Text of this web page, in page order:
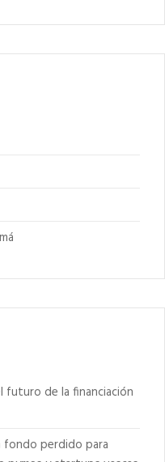
futuro de la financiación
fondo perdido para